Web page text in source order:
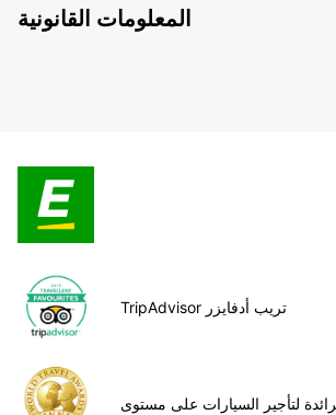
المعلومات القانونية
TripAdvisor تريب أدفايزر
لتأجير السيارات على مستوى